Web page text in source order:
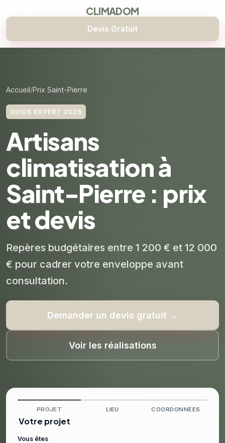
CLIMADOM
Devis Gratuit
Accueil Prix Saint-Pierre
GUIDE EXPERT 2026
Artisans
climatisation à
Saint-Pierre : prix
et devis
Repères budgétaires entre 1 200 € et 12 000
€ pour cadrer votre enveloppe avant
consultation.
Demander un devis gratuit →
Voir les réalisations
PROJET LIEU COORDONNÉES
Votre projet
Vous êtes